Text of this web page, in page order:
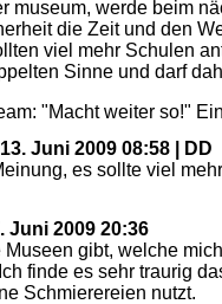
museum, werde beim
die Zeit und den
viel mehr Schulen
Sinne und darf
"Macht weiter so!"
Juni 2009 08:58 | DD
es sollte viel
Juni 2009 20:36
Museen gibt, welche
finde es sehr traurig
Schmierereien nutzt.